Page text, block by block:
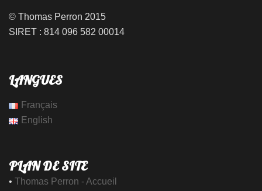
© Thomas Perron 2015
SIRET : 814 096 582 00014
LANGUES
Français
English
PLAN DE SITE
•
Thomas Perron - Accueil